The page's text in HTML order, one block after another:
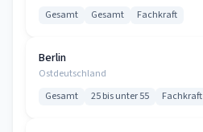
Gesamt Gesamt Fachkraft
Berlin
Ostdeutschland
Gesamt 25 bis unter 55 Fachkraft